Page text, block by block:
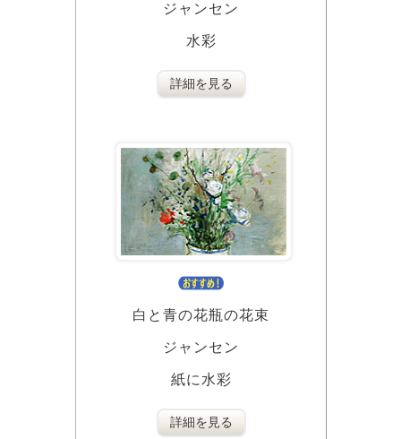
ジャンセン
水彩
詳細を見る
白と青の花瓶の花束
ジャンセン
紙に水彩
詳細を見る